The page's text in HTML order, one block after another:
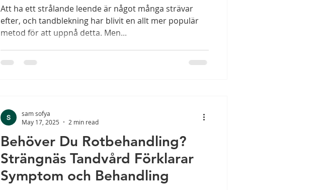
BEHANDLING I STRÄNGNÄS
Att ha ett strålande leende är något många strävar
efter, och tandblekning har blivit en allt mer populär
metod för att uppnå detta. Men...
Behöver Du Rotbehandling?
Strängnäs Tandvård Förklarar
Symptom och Behandling
sam sofya
May 17, 2025
2 min read